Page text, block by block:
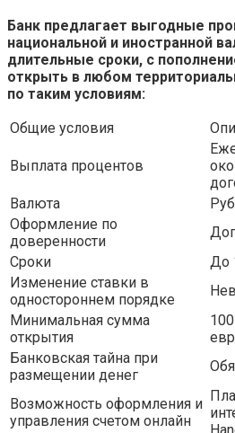
Банк предлагает выгодные
национальной и иностранной
длительные сроки, с
открыть в любом
по таким условиям:
Общие условия
Выплата процентов
Валюта
Оформление по
доверенности
Сроки
До
Изменение ставки в
одностороннем порядке
Минимальная сумма
открытия
Банковская тайна при
размещении денег
Возможность оформления и
управления счетом онлайн